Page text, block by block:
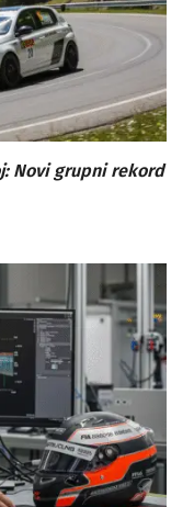
Novi grupni rekord